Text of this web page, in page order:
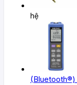
hệ
(Bluetooth®)